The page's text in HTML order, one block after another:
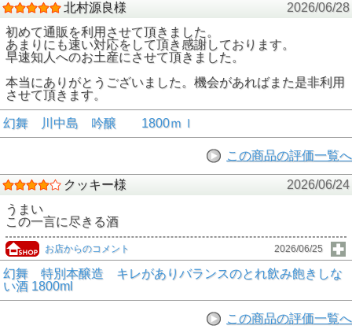
北村源良様
2026/06/28
初めて通販を利用させて頂きました。
あまりにも速い対応をして頂き感謝しております。
早速知人へのお土産にさせて頂きました。
本当にありがとうございました。機会があればまた是非利用
させて頂きます。
幻舞 川中島 吟醸 1800ｍｌ
この商品の評価一覧へ
クッキー様
2026/06/24
うまい
この一言に尽きる酒
お店からのコメント 2026/06/25
幻舞 特別本醸造 キレがありバランスのとれ飲み飽きしな
い酒 1800ml
この商品の評価一覧へ